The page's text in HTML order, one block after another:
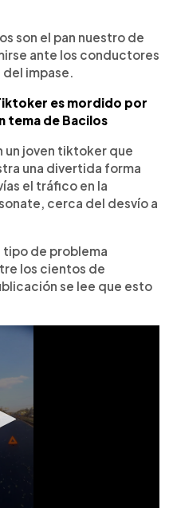
son el pan nuestro de
ante los conductores
impase.
es mordido por
tema de Bacilos
un joven tiktoker que
una divertida forma
el tráfico en la
cerca del desvío a
tipo de problema
los cientos de
se lee que esto